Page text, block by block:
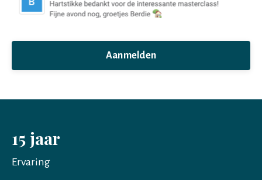
Aanmelden
15 jaar
Ervaring